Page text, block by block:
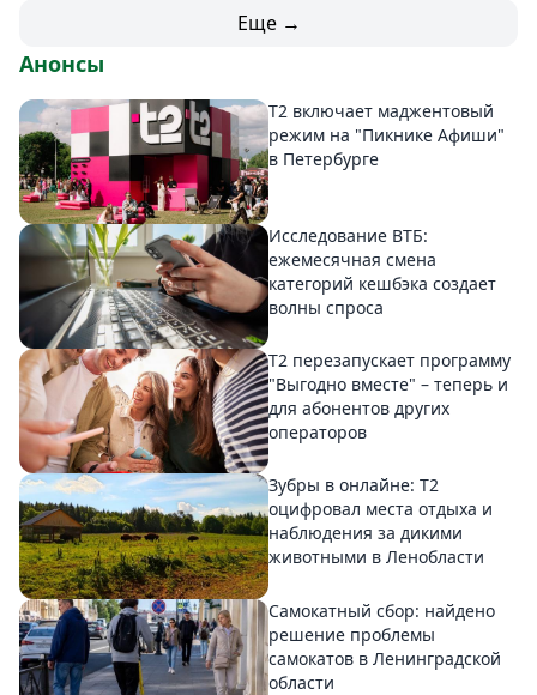
Еще →
Анонсы
Т2 включает маджентовый
режим на "Пикнике Афиши"
в Петербурге
Исследование ВТБ:
ежемесячная смена
категорий кешбэка создает
волны спроса
Т2 перезапускает программу
"Выгодно вместе" – теперь и
для абонентов других
операторов
Зубры в онлайне: Т2
оцифровал места отдыха и
наблюдения за дикими
животными в Ленобласти
Самокатный сбор: найдено
решение проблемы
самокатов в Ленинградской
области